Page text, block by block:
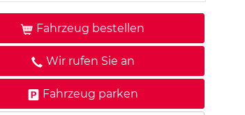
Fahrzeug bestellen
Wir rufen Sie an
Fahrzeug parken